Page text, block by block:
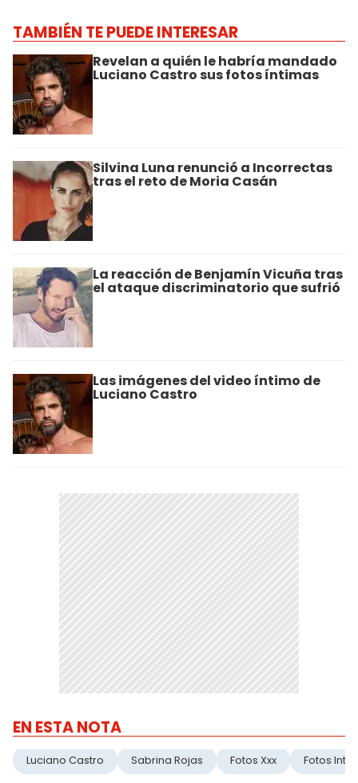
TAMBIÉN TE PUEDE INTERESAR
Revelan a quién le habría mandado
Luciano Castro sus fotos íntimas
Silvina Luna renunció a Incorrectas
tras el reto de Moria Casán
La reacción de Benjamín Vicuña tras
el ataque discriminatorio que sufrió
Las imágenes del video íntimo de
Luciano Castro
EN ESTA NOTA
Luciano Castro Sabrina Rojas Fotos Xxx Fotos